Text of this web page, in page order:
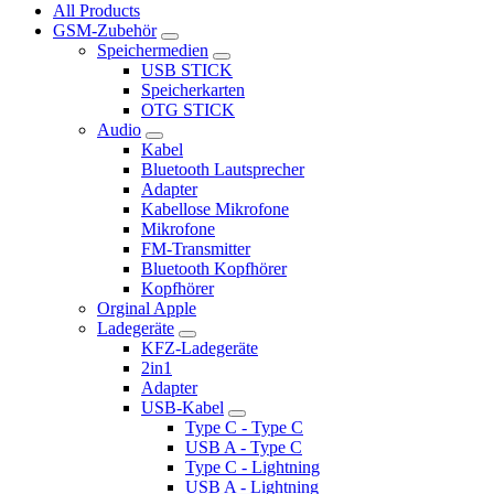
All Products
GSM-Zubehör
Speichermedien
USB STICK
Speicherkarten
OTG STICK
Audio
Kabel
Bluetooth Lautsprecher
Adapter
Kabellose Mikrofone
Mikrofone
FM-Transmitter
Bluetooth Kopfhörer
Kopfhörer
Orginal Apple
Ladegeräte
KFZ-Ladegeräte
2in1
Adapter
USB-Kabel
Type C - Type C
USB A - Type C
Type C - Lightning
USB A - Lightning